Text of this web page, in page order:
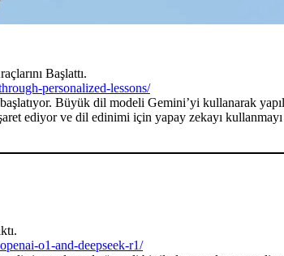
Başlattı.
personalized-lessons/
Büyük dil modeli Gemini’yi kullanarak
ediyor ve dil edinimi için yapay zekayı
o1-and-deepseek-r1/